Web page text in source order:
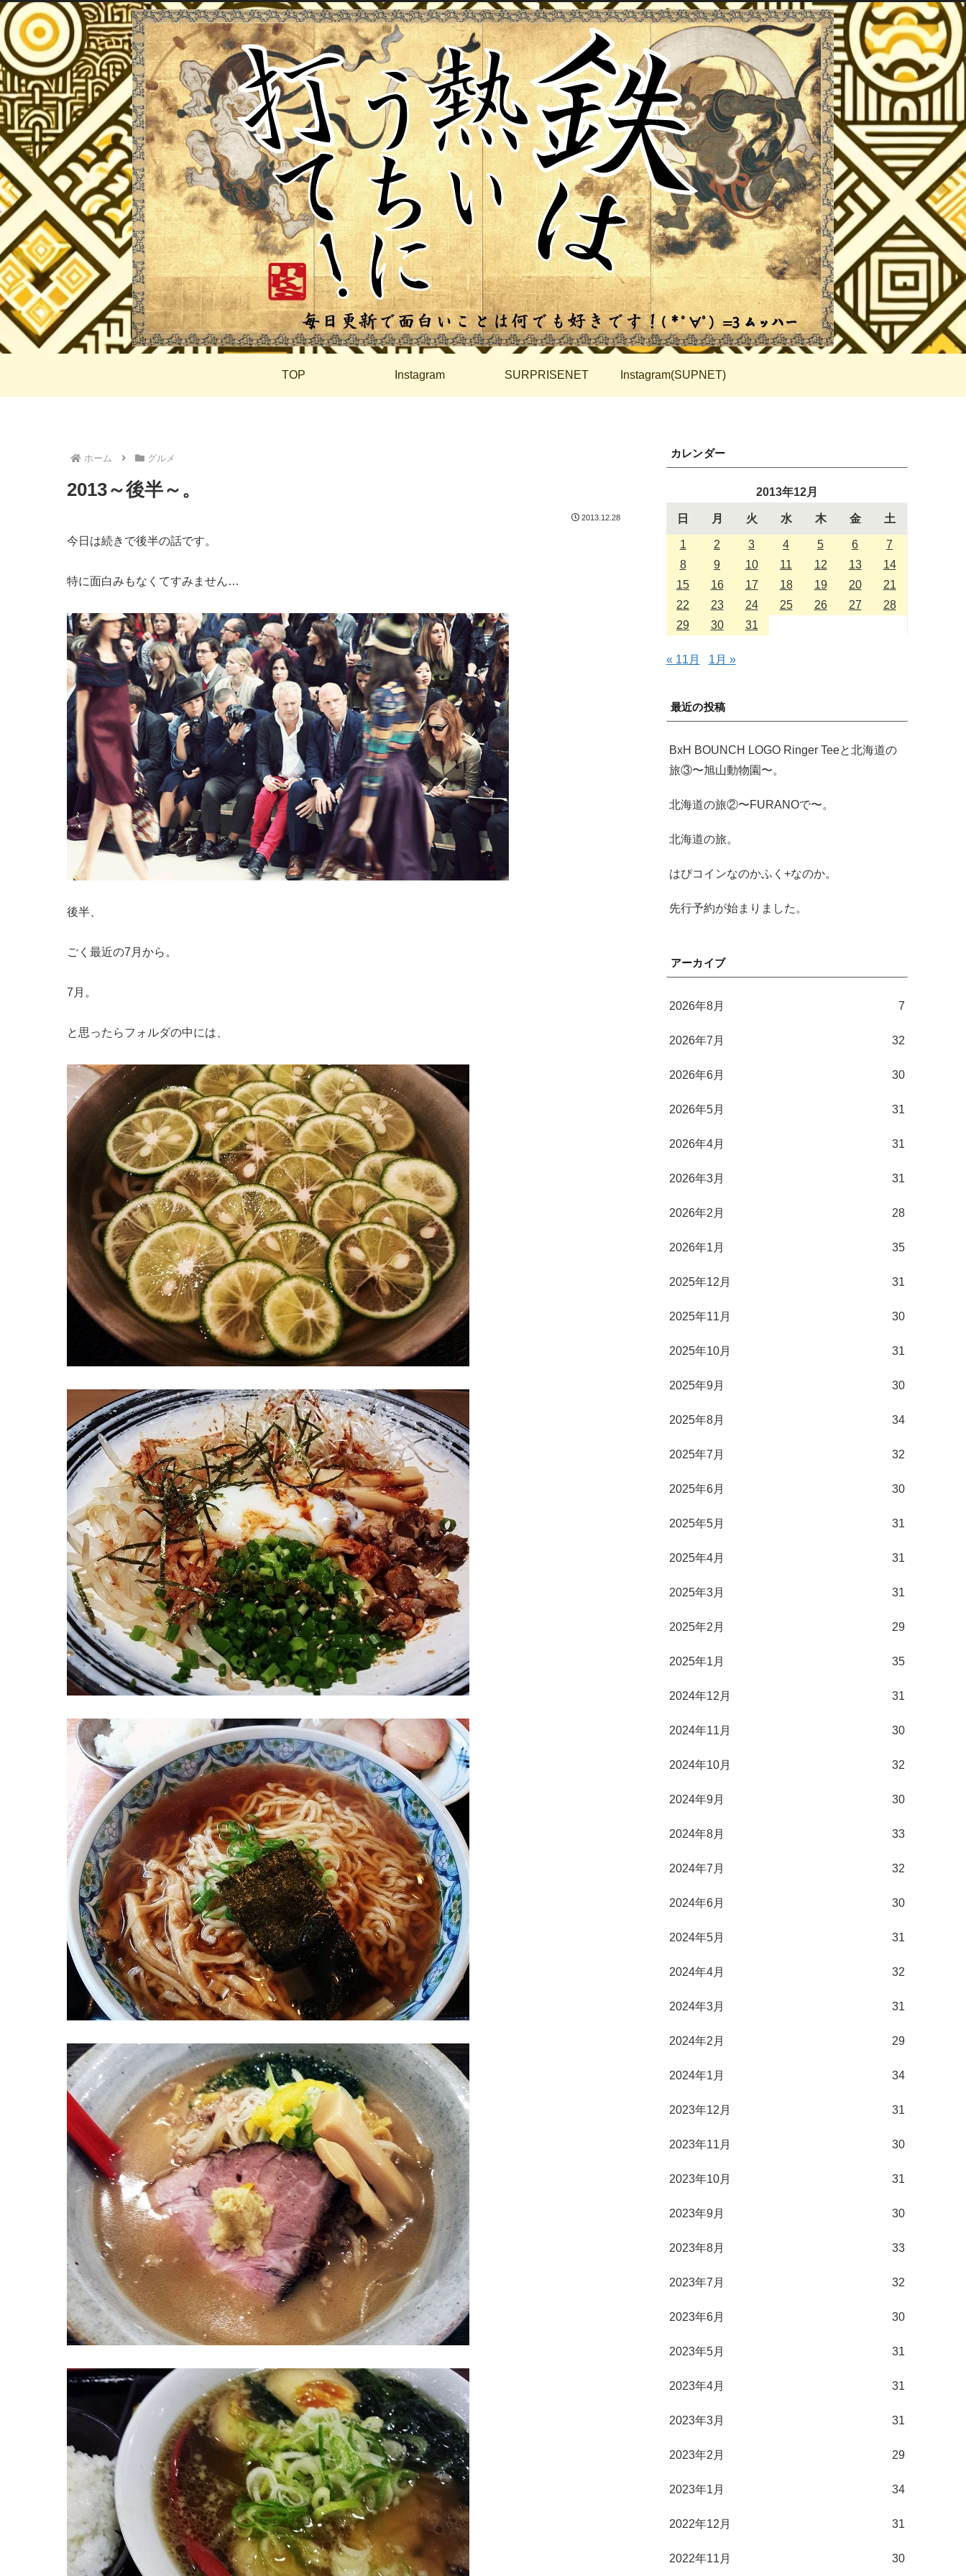
TOP Instagram SURPRISENET Instagram(SUPNET)
ホーム グルメ
2013～後半～。
2013.12.28
今日は続きで後半の話です。
特に面白みもなくてすみません…
後半、
ごく最近の7月から。
7月。
と思ったらフォルダの中には、
カレンダー
2013年12月
日 月 火 水 木 金 土
1 2 3 4 5 6
7
8
9 10 11 12 13
14
15
16 17 18 19 20
21
22
23 24 25 26 27
28
29
30 31
« 11月 1月 »
最近の投稿
BxH BOUNCH LOGO Ringer Teeと北海道の
旅③〜旭山動物園〜。
北海道の旅②〜FURANOで〜。
北海道の旅。
はぴコインなのかふく+なのか。
先行予約が始まりました。
アーカイブ
2026年8月 7
2026年7月 32
2026年6月 30
2026年5月 31
2026年4月 31
2026年3月 31
2026年2月 28
2026年1月 35
2025年12月 31
2025年11月 30
2025年10月 31
2025年9月 30
2025年8月 34
2025年7月 32
2025年6月 30
2025年5月 31
2025年4月 31
2025年3月 31
2025年2月 29
2025年1月 35
2024年12月 31
2024年11月 30
2024年10月 32
2024年9月 30
2024年8月 33
2024年7月 32
2024年6月 30
2024年5月 31
2024年4月 32
2024年3月 31
2024年2月 29
2024年1月 34
2023年12月 31
2023年11月 30
2023年10月 31
2023年9月 30
2023年8月 33
2023年7月 32
2023年6月 30
2023年5月 31
2023年4月 31
2023年3月 31
2023年2月 29
2023年1月 34
2022年12月 31
2022年11月 30